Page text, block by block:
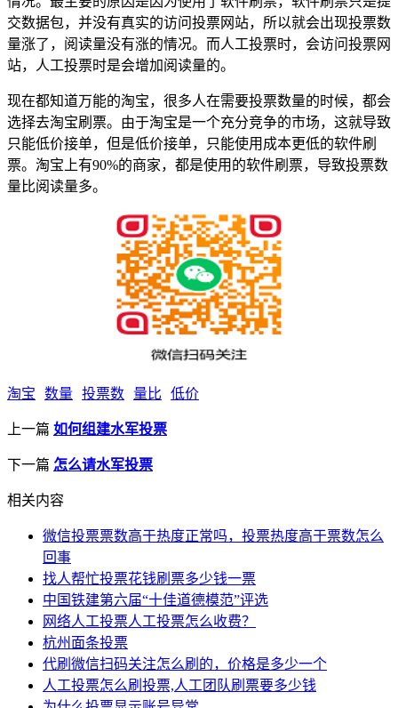
交数据包，并没有真实的访问投票网站，所以就会出现投票数
量涨了，阅读量没有涨的情况。而人工投票时，会访问投票网
站，人工投票时是会增加阅读量的。
现在都知道万能的淘宝，很多人在需要投票数量的时候，都会
选择去淘宝刷票。由于淘宝是一个充分竞争的市场，这就导致
只能低价接单，但是低价接单，只能使用成本更低的软件刷
票。淘宝上有90%的商家，都是使用的软件刷票，导致投票数
量比阅读量多。
淘宝 数量 投票数 量比 低价
上一篇 如何组建水军投票
下一篇 怎么请水军投票
相关内容
微信投票票数高于热度正常吗，投票热度高于票数怎么
回事
找人帮忙投票花钱刷票多少钱一票
中国铁建第六届“十佳道德模范”评选
网络人工投票人工投票怎么收费？
杭州面条投票
代刷微信扫码关注怎么刷的，价格是多少一个
人工投票怎么刷投票,人工团队刷票要多少钱